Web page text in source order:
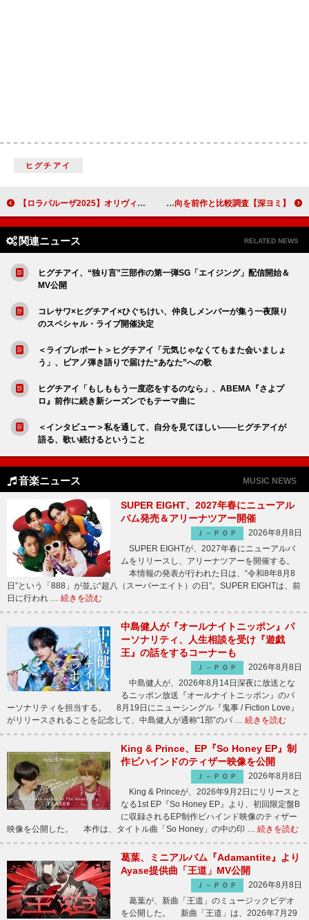
ヒグチアイ
【ロラパルーザ2025】オリヴィア・ロドリゴ、ウィーザーと「Buddy Holly」で共演 【深ヨミ】CUTIE STREET『キューにストップできません！/ちきゅーめいくあっぷ計画』の初週販売動向を前作と比較調査
関連ニュース RELATED NEWS
ヒグチアイ、“独り言”三部作の第一弾SG「エイジング」配信開始＆
MV公開
コレサワ×ヒグチアイ×ひぐちけい、仲良しメンバーが集う一夜限り
のスペシャル・ライブ開催決定
＜ライブレポート＞ヒグチアイ「元気じゃなくてもまた会いましょ
う」、ピアノ弾き語りで届けた“あなた”への歌
ヒグチアイ「もしももう一度恋をするのなら」、ABEMA『さよプ
ロ』前作に続き新シーズンでもテーマ曲に
＜インタビュー＞私を通して、自分を見てほしい――ヒグチアイが
語る、歌い続けるということ
音楽ニュース MUSIC NEWS
SUPER EIGHT、2027年春にニューアル
バム発売＆アリーナツアー開催
Ｊ－ＰＯＰ
2026年8月8日
SUPER EIGHTが、2027年春にニューアルバ
ムをリリースし、アリーナツアーを開催する。
本情報の発表が行われた日は、“令和8年8月8
日”という「888」が並ぶ“超八（スーパーエイト）の日”。SUPER EIGHTは、前
日に行われ … 続きを読む
中島健人が『オールナイトニッポン』パ
ーソナリティ、人生相談を受け『遊戯
王』の話をするコーナーも
Ｊ－ＰＯＰ
2026年8月8日
中島健人が、2026年8月14日深夜に放送とな
るニッポン放送『オールナイトニッポン』のパ
ーソナリティを担当する。 8月19日にニューシングル『鬼事 / Fiction Love』
がリリースされることを記念して、中島健人が通称“1部”のパ … 続きを読む
King & Prince、EP『So Honey EP』制
作ビハインドのティザー映像を公開
Ｊ－ＰＯＰ
2026年8月8日
King & Princeが、2026年9月2日にリリースと
なる1st EP『So Honey EP』より、初回限定盤B
に収録されるEP制作ビハインド映像のティザー
映像を公開した。 本作は、タイトル曲「So Honey」の中の印 … 続きを読む
葛葉、ミニアルバム『Adamantite』より
Ayase提供曲「王道」MV公開
Ｊ－ＰＯＰ
2026年8月8日
葛葉が、新曲「王道」のミュージックビデオ
を公開した。 新曲「王道」は、2026年7月29